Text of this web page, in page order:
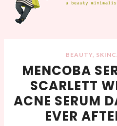
BEAUTY,
MENCOBA
SCARLETT
ACNE SERUM
EVER